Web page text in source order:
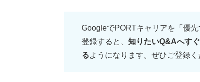
GoogleでPORTキャリアを「優
登録すると、 知りたいQ&Aへす
るようになります。ぜひご登録く